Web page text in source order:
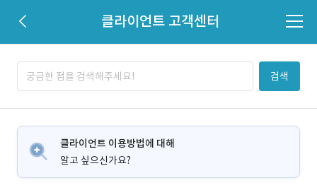
클라이언트 고객센터
검색
클라이언트 이용방법에 대해
알고 싶으신가요?